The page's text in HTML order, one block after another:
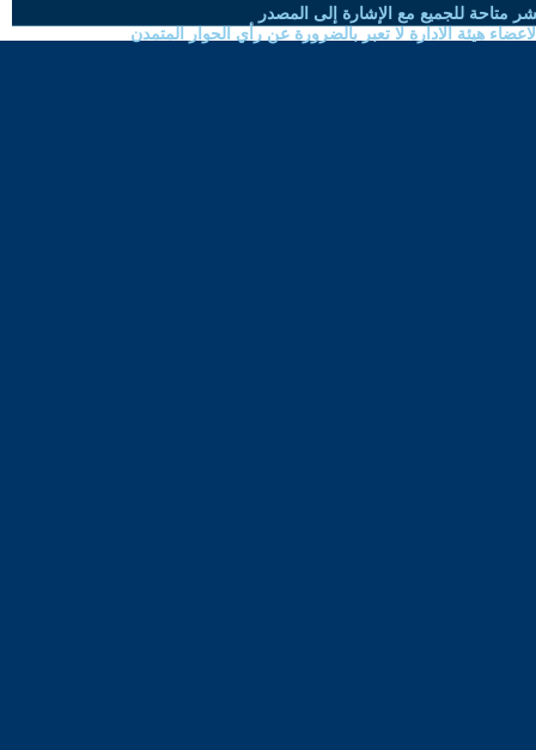
متاحة للجميع مع الإشارة إلى المصدر
هيئة الادارة لا تعبر بالضرورة عن رأي الحوار المتمدن